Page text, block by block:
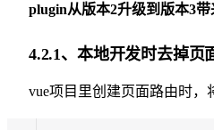
plugin从版本2升级到版本3带
4.2.1、本地开发时去掉页
vue项目里创建页面路由时，